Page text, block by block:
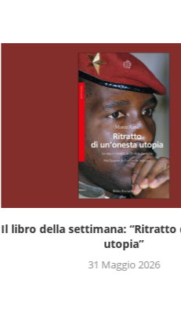
Il libro della settimana: “Ritratto
utopia”
31 Maggio 2026